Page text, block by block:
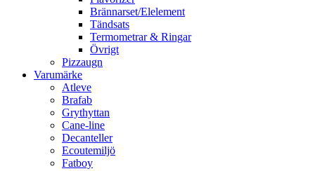
Brännarset/Elelement
Tändsats
Termometrar & Ringar
Övrigt
Pizzaugn
Varumärke
Atleve
Brafab
Grythyttan
Cane-line
Decanteller
Ecoutemiljö
Fatboy